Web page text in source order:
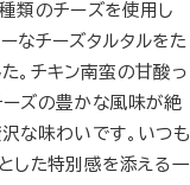
類のチーズを使用し
なチーズタルタルをた
。チキン南蛮の甘酸っ
ーズの豊かな風味が絶
な味わいです。いつも
した特別感を添える一